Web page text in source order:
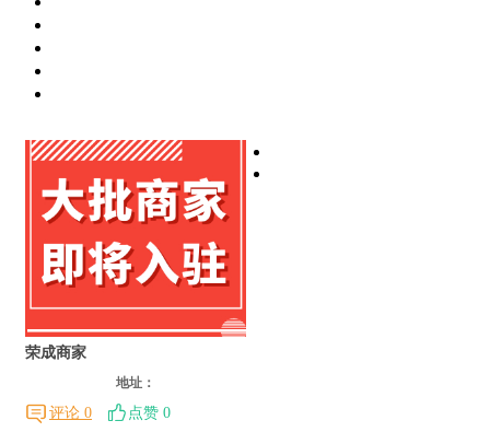
荣成商家
地址：
评论 0 点赞 0